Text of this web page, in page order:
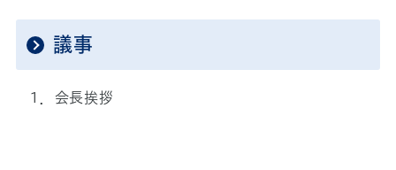
議事
1．会長挨拶